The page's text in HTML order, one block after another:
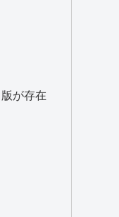
が存在